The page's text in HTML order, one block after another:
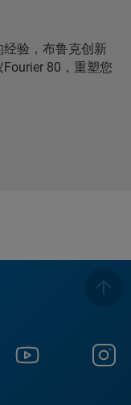
验，布鲁克创新
80，重塑您